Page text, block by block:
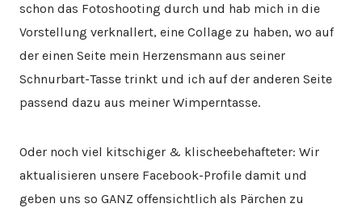
schon das Fotoshooting durch und hab mich in die
Vorstellung verknallert, eine Collage zu haben, wo auf
der einen Seite mein Herzensmann aus seiner
Schnurbart-Tasse trinkt und ich auf der anderen Seite
passend dazu aus meiner Wimperntasse.
Oder noch viel kitschiger & klischeebehafteter: Wir
aktualisieren unsere Facebook-Profile damit und
geben uns so GANZ offensichtlich als Pärchen zu